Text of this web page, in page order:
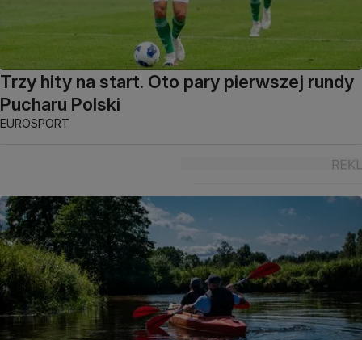
Trzy hity na start. Oto pary pierwszej rundy
Pucharu Polski
EUROSPORT